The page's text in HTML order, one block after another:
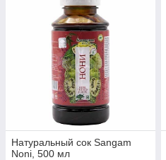
Натуральный сок Sangam
Noni, 500 мл